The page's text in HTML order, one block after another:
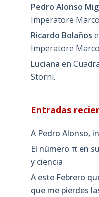
Pedro Alonso
Imperatore
Ricardo Bolaños
Imperatore
Luciana en
Storni.
Entradas
A Pedro Alonso,
El número π en
y ciencia
A este Febrero
que me pierdes